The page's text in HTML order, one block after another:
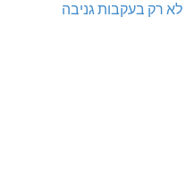
לא רק בעקבות גניבה